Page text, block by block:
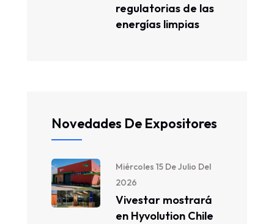
regulatorias de las
energías limpias
Novedades De Expositores
Miércoles 15 De Julio Del
2026
Vivestar mostrará
en Hyvolution Chile